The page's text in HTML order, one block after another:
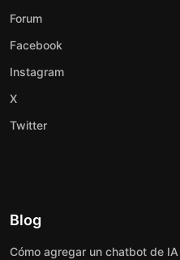
Forum
Facebook
Instagram
X
Twitter
Blog
Cómo agregar un chatbot de IA